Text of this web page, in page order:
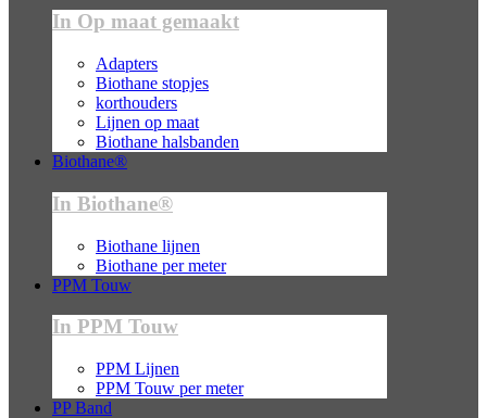
In Op maat gemaakt
Adapters
Biothane stopjes
korthouders
Lijnen op maat
Biothane halsbanden
Biothane®
In Biothane®
Biothane lijnen
Biothane per meter
PPM Touw
In PPM Touw
PPM Lijnen
PPM Touw per meter
PP Band